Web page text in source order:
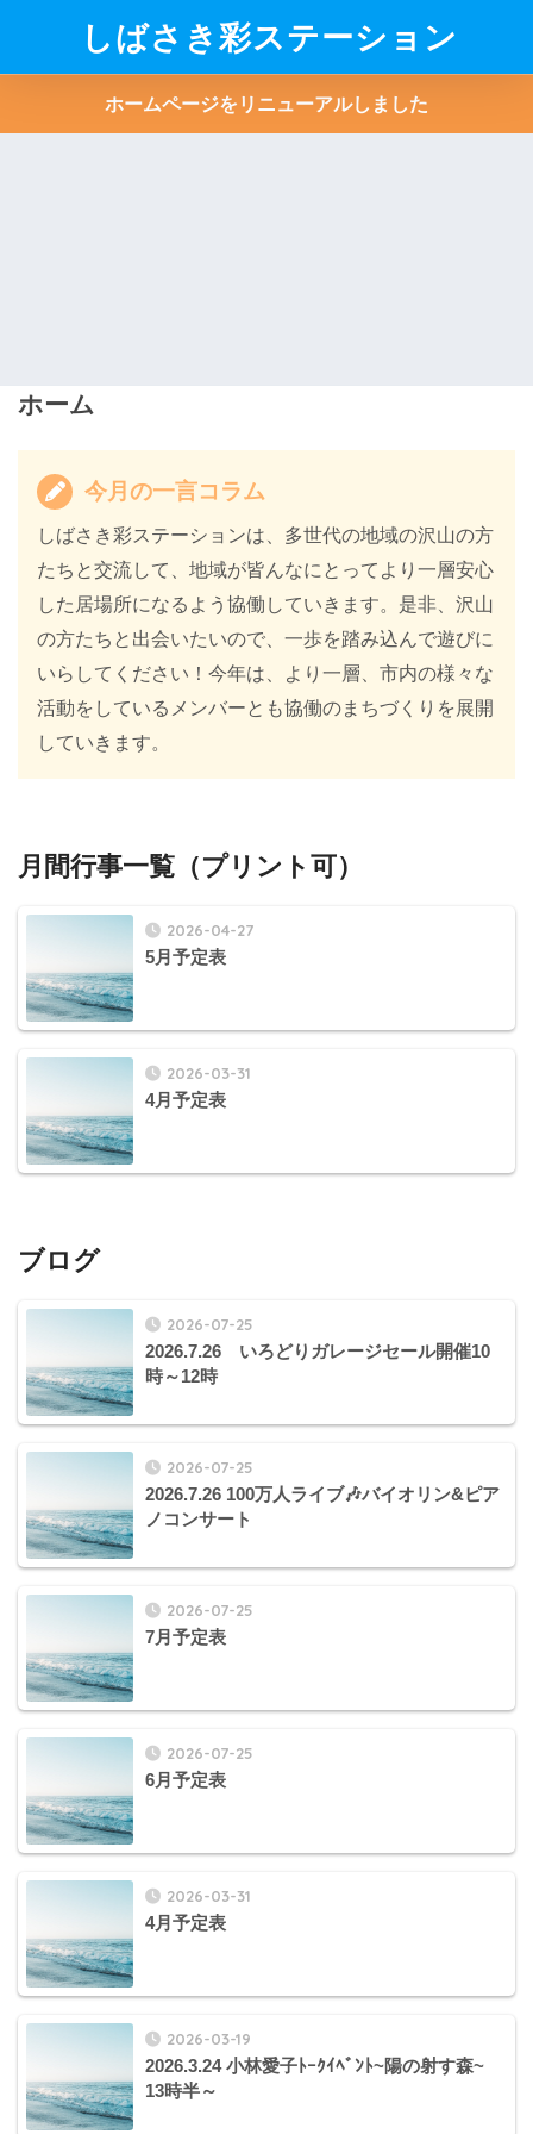
しばさき彩ステーション
ホームページをリニューアルしました
ホーム
今月の一言コラム
しばさき彩ステーションは、多世代の地域の沢山の方
たちと交流して、地域が皆んなにとってより一層安心
した居場所になるよう協働していきます。是非、沢山
の方たちと出会いたいので、一歩を踏み込んで遊びに
いらしてください！今年は、より一層、市内の様々な
活動をしているメンバーとも協働のまちづくりを展開
していきます。
月間行事一覧（プリント可）
2026-04-27
5月予定表
2026-03-31
4月予定表
ブログ
2026-07-25
2026.7.26 いろどりガレージセール開催10
時～12時
2026-07-25
2026.7.26 100万人ライブ🎶バイオリン&ピア
ノコンサート
2026-07-25
7月予定表
2026-07-25
6月予定表
2026-03-31
4月予定表
2026-03-19
2026.3.24 小林愛子ﾄｰｸｲﾍﾞﾝﾄ~陽の射す森~
13時半～